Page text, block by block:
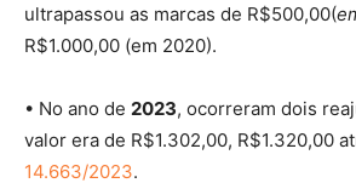
ultrapassou as marcas de R$500,00(
R$1.000,00 (em 2020).
• No ano de 2023, ocorreram dois
valor era de R$1.302,00, R$1.320,00
14.663/2023.